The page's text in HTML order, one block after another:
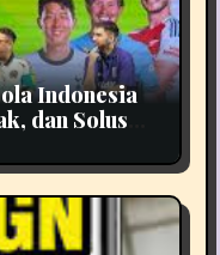
Indonesia
dan Solusi